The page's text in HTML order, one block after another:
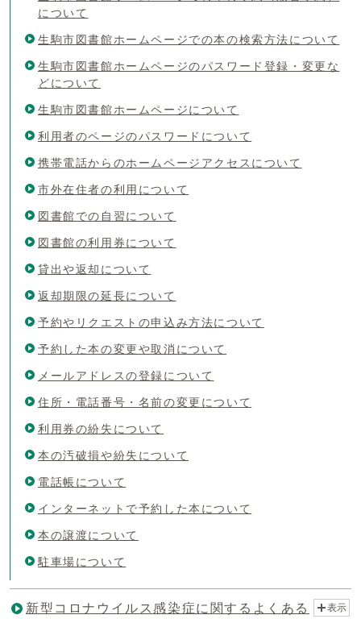
について
生駒市図書館ホームページでの本の検索方法について
生駒市図書館ホームページのパスワード登録・変更な
どについて
生駒市図書館ホームページについて
利用者のページのパスワードについて
携帯電話からのホームページアクセスについて
市外在住者の利用について
図書館での自習について
図書館の利用券について
貸出や返却について
返却期限の延長について
予約やリクエストの申込み方法について
予約した本の変更や取消について
メールアドレスの登録について
住所・電話番号・名前の変更について
利用券の紛失について
本の汚破損や紛失について
電話帳について
インターネットで予約した本について
本の譲渡について
駐車場について
新型コロナウイルス感染症に関するよくある
表示